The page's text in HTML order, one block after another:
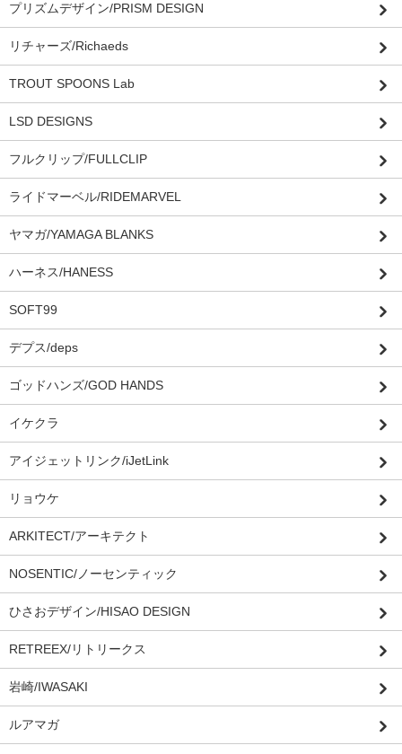
プリズムデザイン/PRISM DESIGN
リチャーズ/Richaeds
TROUT SPOONS Lab
LSD DESIGNS
フルクリップ/FULLCLIP
ライドマーベル/RIDEMARVEL
ヤマガ/YAMAGA BLANKS
ハーネス/HANESS
SOFT99
デプス/deps
ゴッドハンズ/GOD HANDS
イケクラ
アイジェットリンク/iJetLink
リョウケ
ARKITECT/アーキテクト
NOSENTIC/ノーセンティック
ひさおデザイン/HISAO DESIGN
RETREEX/リトリークス
岩崎/IWASAKI
ルアマガ